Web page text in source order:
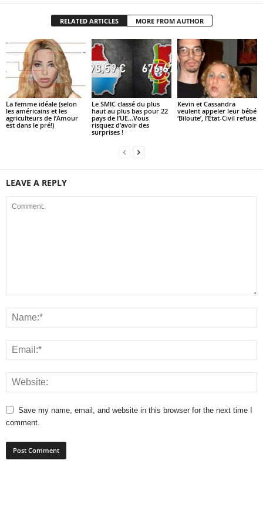
RELATED ARTICLES MORE FROM AUTHOR
La femme idéale (selon
les américains et les
agriculteurs de l’Amour
est dans le pré!)
Le SMIC classé du plus
haut au plus bas pour 22
pays de l’UE…Vous
risquez d’avoir des
surprises !
Kevin et Cassandra
veulent appeler leur bébé
‘Biloute’, l’État-Civil refuse
LEAVE A REPLY
Save my name, email, and website in this browser for the next time I
comment.